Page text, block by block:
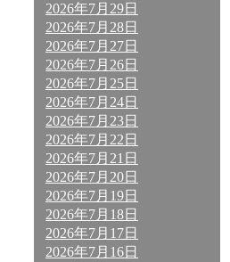
2026年7月29日
2026年7月28日
2026年7月27日
2026年7月26日
2026年7月25日
2026年7月24日
2026年7月23日
2026年7月22日
2026年7月21日
2026年7月20日
2026年7月19日
2026年7月18日
2026年7月17日
2026年7月16日